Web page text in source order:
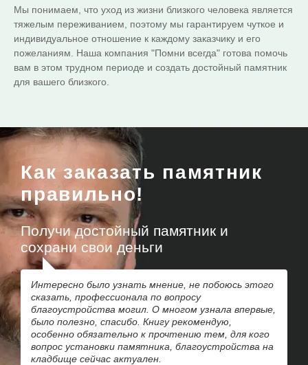
Мы понимаем, что уход из жизни близкого человека является
тяжелым переживанием, поэтому мы гарантируем чуткое и
индивидуальное отношение к каждому заказчику и его
пожеланиям. Наша компания "Помни всегда" готова помочь
вам в этом трудном периоде и создать достойный памятник
для вашего близкого.
Как заказать памятник
правильно!
Получи достойный памятник и
сохрани свои деньги
Интересно было узнать мнение, не побоюсь этого
сказать, профессионала по вопросу
благоустройства могил. О многом узнала впервые,
было полезно, спасибо. Книгу рекомендую,
особенно обязательно к прочтению тем, для кого
вопрос установки памятника, благоустройства на
кладбище сейчас актуален.